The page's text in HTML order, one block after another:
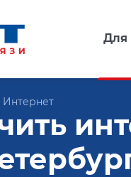
Для
Интернет